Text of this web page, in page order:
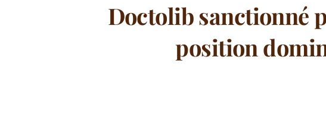
Doctolib sanctionné
position